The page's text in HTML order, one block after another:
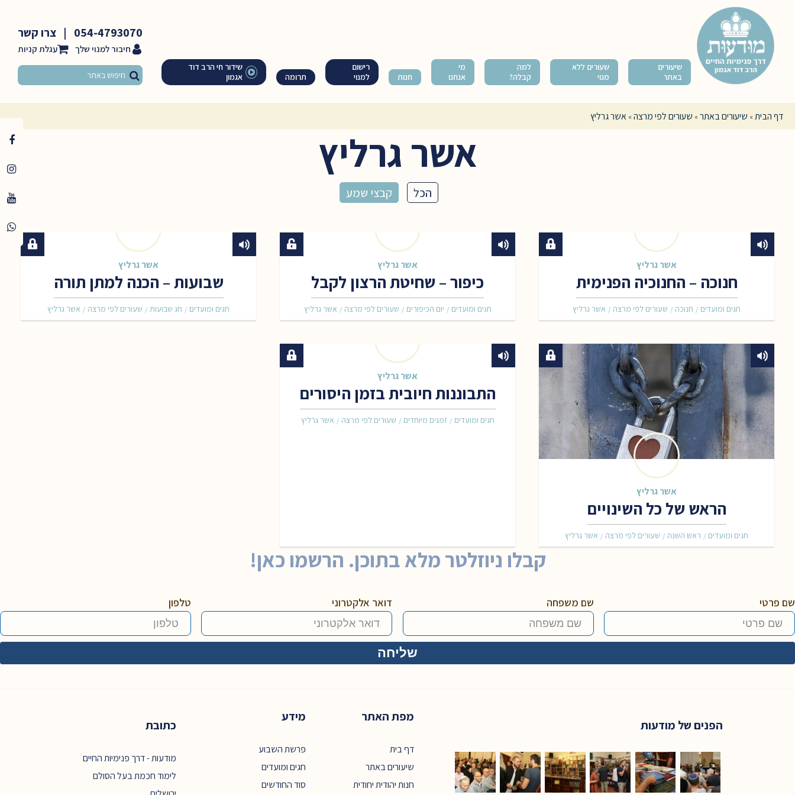
שיעורים
באתר
שעורים ללא
מנוי
למה
קבלה?
מי
אנחנו
חנות
רישום
למנוי
תרומה
שידור חי הרב דוד
אגמון
054-4793070
| צרו קשר
חיבור למנוי שלך
דף הבית» שיעורים באתר» שעורים לפי מרצה» אשר גרליץ
אשר גרליץ
הכל קבצי שמע
אשר גרליץ
חנוכה – החנוכיה הפנימית
חגים ומועדים / חנוכה / שעורים לפי מרצה / אשר גרליץ
אשר גרליץ
כיפור – שחיטת הרצון לקבל
חגים ומועדים / יום הכיפורים / שעורים לפי מרצה / אשר גרליץ
אשר גרליץ
שבועות – הכנה למתן תורה
חגים ומועדים / חג שבועות / שעורים לפי מרצה / אשר גרליץ
אשר גרליץ
הראש של כל השינויים
חגים ומועדים / ראש השנה / שעורים לפי מרצה / אשר גרליץ
אשר גרליץ
התבוננות חיובית בזמן היסורים
חגים ומועדים / זמנים מיוחדים / שעורים לפי מרצה / אשר גרליץ
קבלו ניוזלטר מלא בתוכן. הרשמו כאן!
שם פרטי שם משפחה דואר אלקטרוני טלפון
כתובת
מודעות - דרך פנימיות החיים
לימוד חכמת בעל הסולם
מפת האתר
דף בית
שיעורים באתר
חנות יהודית יחודית
מידע
פרשת השבוע
חגים ומועדים
סוד החודשים
הפנים של מודעות